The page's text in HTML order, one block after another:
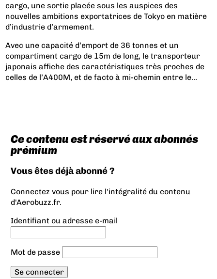
cargo, une sortie placée sous les auspices des
nouvelles ambitions exportatrices de Tokyo en matière
d’industrie d’armement.
Avec une capacité d’emport de 36 tonnes et un
compartiment cargo de 15m de long, le transporteur
japonais affiche des caractéristiques très proches de
celles de l’A400M, et de facto à mi-chemin entre le...
Ce contenu est réservé aux abonnés
prémium
Vous êtes déjà abonné ?
Connectez vous pour lire l'intégralité du contenu
d'Aerobuzz.fr.
Identifiant ou adresse e-mail
Mot de passe